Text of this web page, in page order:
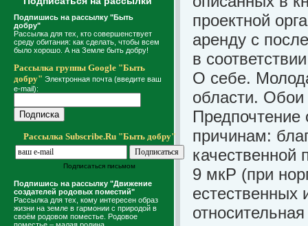
Подпишись на рассылку "Быть
добру"
Рассылка для тех, кто совершенствует
среду обитания: как сделать, чтобы всем
было хорошо. А на Земле быть добру!
Рассылка группы Google "Быть
добру" Электронная почта (введите ваш
e-mail):
Рассылка Subscribe.Ru "Быть добру"
Подписаться письмом
Подпишись на рассылку "Движение
создателей родовых поместий"
Рассылка для тех, кому интересен образ
жизни на земле в гармонии с природой в
своём родовом поместье. Родовое
проектной
аренду с
в
О себе.
области.
Предпочтение
причинам:
9 мкР (при
естественных